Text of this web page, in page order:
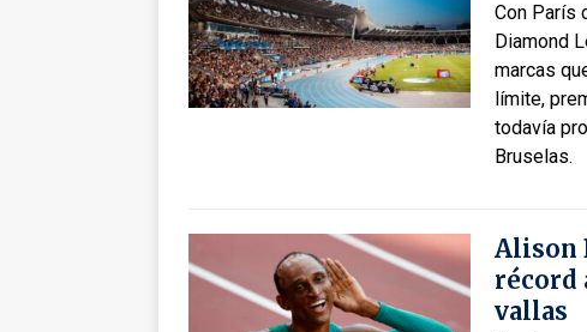
Con París
Diamond
marcas
límite,
todavía
Bruselas.
Alison
récord
vallas